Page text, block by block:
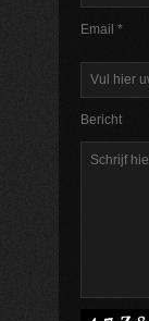
Email *
Bericht